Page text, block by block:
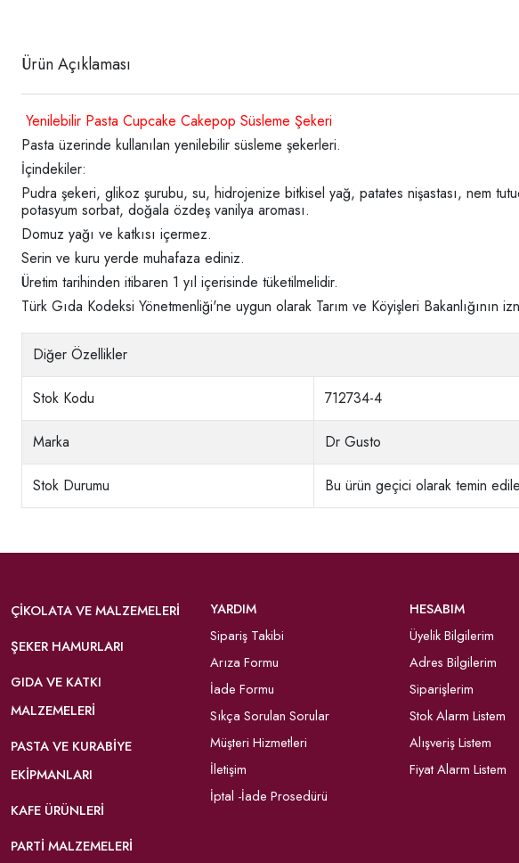
Ürün Açıklaması
Yenilebilir Pasta Cupcake Cakepop Süsleme Şekeri
Pasta üzerinde kullanılan yenilebilir süsleme şekerleri.
İçindekiler:
Pudra şekeri, glikoz şurubu, su, hidrojenize bitkisel yağ, patates nişastası, nem
potasyum sorbat, doğala özdeş vanilya aroması.
Domuz yağı ve katkısı içermez.
Serin ve kuru yerde muhafaza ediniz.
Üretim tarihinden itibaren 1 yıl içerisinde tüketilmelidir.
Türk Gıda Kodeksi Yönetmenliği'ne uygun olarak Tarım ve Köyişleri Bakanlığının
Diğer Özellikler
Stok Kodu 712734-4
Marka Dr Gusto
Stok Durumu Bu ürün geçici olarak temin
ÇIKOLATA VE MALZEMELERI
ŞEKER HAMURLARI
GIDA VE KATKI
MALZEMELERI
PASTA VE KURABIYE
EKIPMANLARI
KAFE ÜRÜNLERI
PARTI MALZEMELERI
YARDIM
Sipariş Takibi
Arıza Formu
İade Formu
Sıkça Sorulan Sorular
Müşteri Hizmetleri
İletişim
İptal -İade Prosedürü
HESABIM
Üyelik Bilgilerim
Adres Bilgilerim
Siparişlerim
Stok Alarm Listem
Alışveriş Listem
Fiyat Alarm Listem